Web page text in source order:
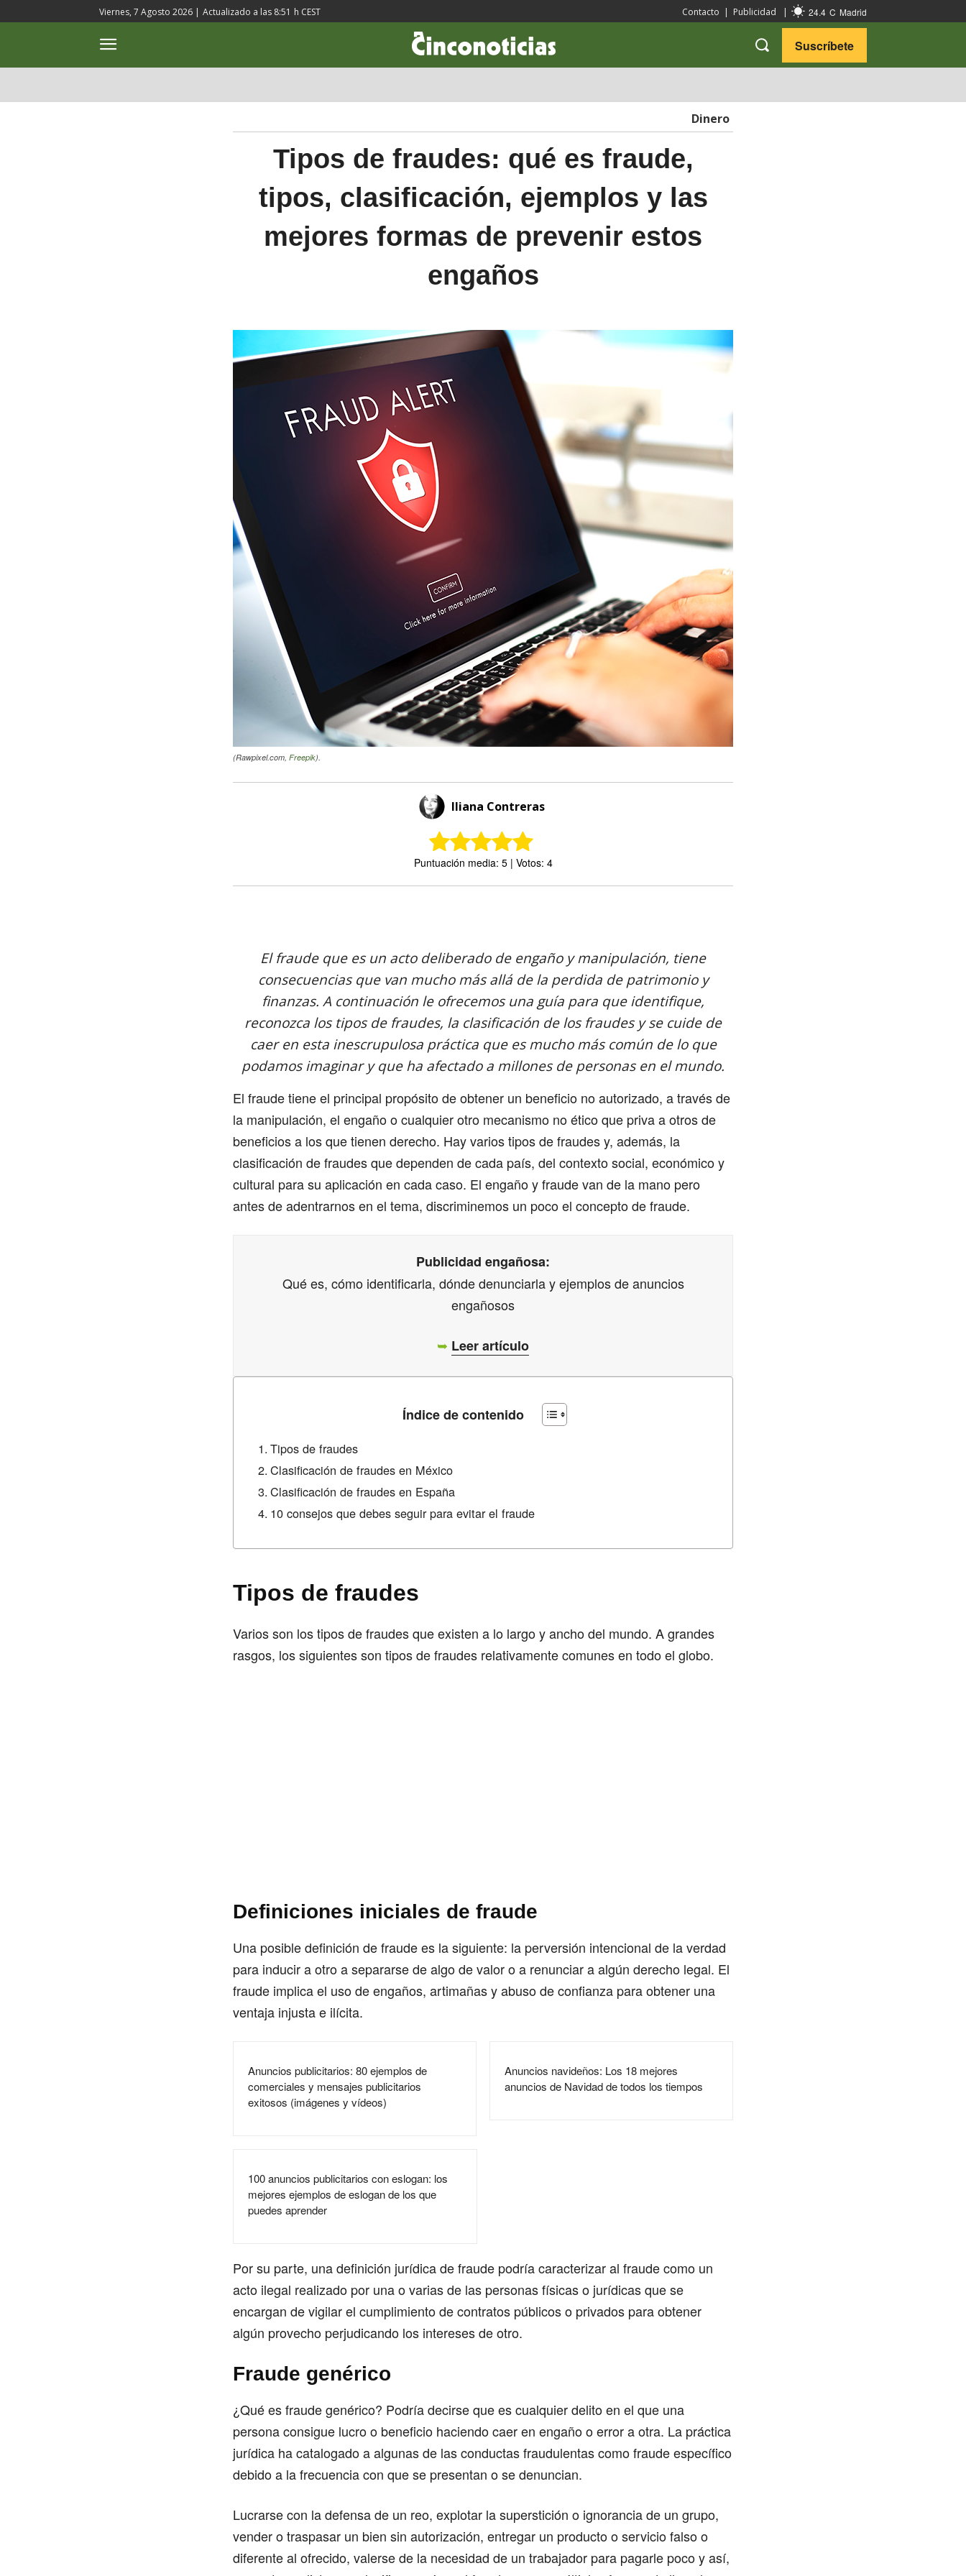
Viernes, 7 Agosto 2026 | Actualizado a las 8:51 h CEST Contacto | Publicidad | 24.4 C Madrid
Suscríbete
Dinero
Tipos de fraudes: qué es fraude,
tipos, clasificación, ejemplos y las
mejores formas de prevenir estos
engaños
(Rawpixel.com, Freepik).
Iliana Contreras
Puntuación media: 5 | Votos: 4
El fraude que es un acto deliberado de engaño y manipulación, tiene
consecuencias que van mucho más allá de la perdida de patrimonio y
finanzas. A continuación le ofrecemos una guía para que identifique,
reconozca los tipos de fraudes, la clasificación de los fraudes y se cuide de
caer en esta inescrupulosa práctica que es mucho más común de lo que
podamos imaginar y que ha afectado a millones de personas en el mundo.
El fraude tiene el principal propósito de obtener un beneficio no autorizado, a través de
la manipulación, el engaño o cualquier otro mecanismo no ético que priva a otros de
beneficios a los que tienen derecho. Hay varios tipos de fraudes y, además, la
clasificación de fraudes que dependen de cada país, del contexto social, económico y
cultural para su aplicación en cada caso. El engaño y fraude van de la mano pero
antes de adentrarnos en el tema, discriminemos un poco el concepto de fraude.
Publicidad engañosa:
Qué es, cómo identificarla, dónde denunciarla y ejemplos de anuncios
engañosos
➥ Leer artículo
Índice de contenido
Tipos de fraudes
Clasificación de fraudes en México
Clasificación de fraudes en España
10 consejos que debes seguir para evitar el fraude
Tipos de fraudes
Varios son los tipos de fraudes que existen a lo largo y ancho del mundo. A grandes
rasgos, los siguientes son tipos de fraudes relativamente comunes en todo el globo.
Definiciones iniciales de fraude
Una posible definición de fraude es la siguiente: la perversión intencional de la verdad
para inducir a otro a separarse de algo de valor o a renunciar a algún derecho legal. El
fraude implica el uso de engaños, artimañas y abuso de confianza para obtener una
ventaja injusta e ilícita.
Anuncios publicitarios: 80 ejemplos de
comerciales y mensajes publicitarios
exitosos (imágenes y vídeos)
Anuncios navideños: Los 18 mejores
anuncios de Navidad de todos los tiempos
100 anuncios publicitarios con eslogan: los
mejores ejemplos de eslogan de los que
puedes aprender
Por su parte, una definición jurídica de fraude podría caracterizar al fraude como un
acto ilegal realizado por una o varias de las personas físicas o jurídicas que se
encargan de vigilar el cumplimiento de contratos públicos o privados para obtener
algún provecho perjudicando los intereses de otro.
Fraude genérico
¿Qué es fraude genérico? Podría decirse que es cualquier delito en el que una
persona consigue lucro o beneficio haciendo caer en engaño o error a otra. La práctica
jurídica ha catalogado a algunas de las conductas fraudulentas como fraude específico
debido a la frecuencia con que se presentan o se denuncian.
Lucrarse con la defensa de un reo, explotar la superstición o ignorancia de un grupo,
vender o traspasar un bien sin autorización, entregar un producto o servicio falso o
diferente al ofrecido, valerse de la necesidad de un trabajador para pagarle poco y así,